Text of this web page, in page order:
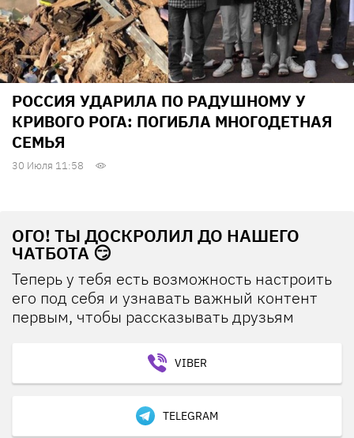
РОССИЯ УДАРИЛА ПО РАДУШНОМУ У
КРИВОГО РОГА: ПОГИБЛА МНОГОДЕТНАЯ
СЕМЬЯ
30 Июля 11:58
ОГО! ТЫ ДОСКРОЛИЛ ДО НАШЕГО
ЧАТБОТА 😏
Теперь у тебя есть возможность настроить
его под себя и узнавать важный контент
первым, чтобы рассказывать друзьям
VIBER
TELEGRAM